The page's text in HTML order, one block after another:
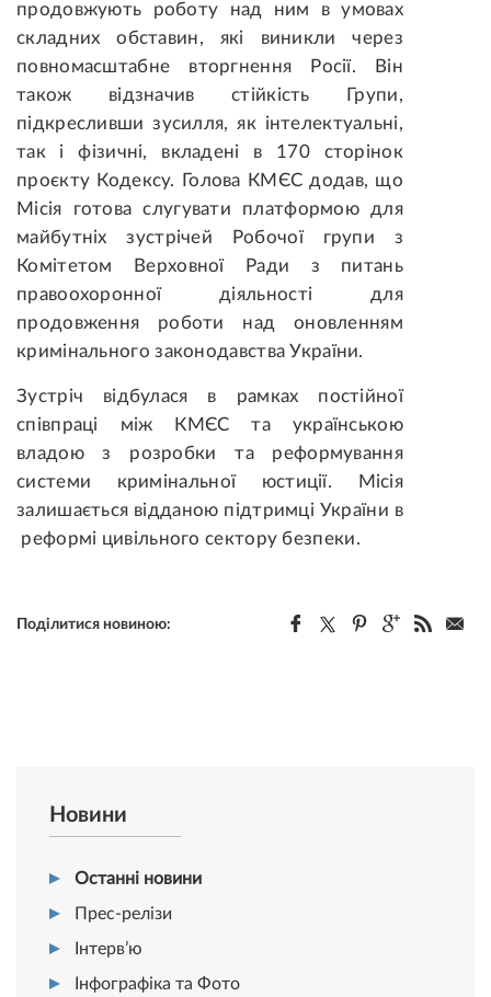
продовжують роботу над ним в умовах
складних обставин, які виникли через
повномасштабне вторгнення Росії. Він
також відзначив стійкість Групи,
підкресливши зусилля, як інтелектуальні,
так і фізичні, вкладені в 170 сторінок
проєкту Кодексу. Голова КМЄС додав, що
Місія готова слугувати платформою для
майбутніх зустрічей Робочої групи з
Комітетом Верховної Ради з питань
правоохоронної діяльності для
продовження роботи над оновленням
кримінального законодавства України.
Зустріч відбулася в рамках постійної
співпраці між КМЄС та українською
владою з розробки та реформування
системи кримінальної юстиції. Місія
залишається відданою підтримці України в
реформі цивільного сектору безпеки.
Поділитися новиною:
Новини
Останні новини
Прес-релізи
Інтерв’ю
Інфографіка та Фото